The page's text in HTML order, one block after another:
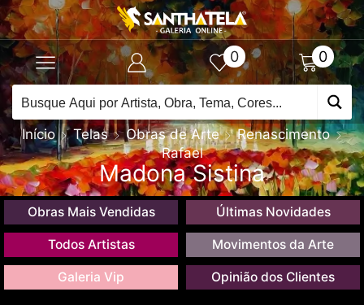
0 0
Início Telas Obras de Arte
Renascimento
Rafael
Madona Sistina
Obras Mais Vendidas Últimas Novidades
Todos Artistas Movimentos da Arte
Galeria Vip Opinião dos Clientes